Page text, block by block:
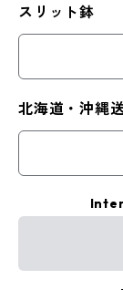
スリット鉢
北海道・沖縄